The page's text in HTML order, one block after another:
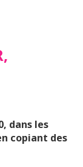
dans les
copiant des